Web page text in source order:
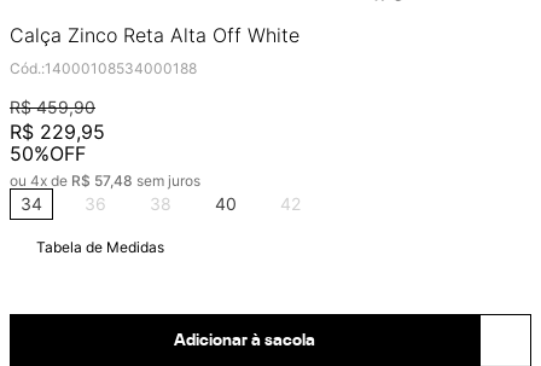
Calça Zinco Reta Alta Off White
Cód.:14000108534000188
R$ 459,90
R$ 229,95
50%OFF
ou 4x de R$ 57,48 sem juros
34 36 38 40 42
Tabela de Medidas
Adicionar à sacola